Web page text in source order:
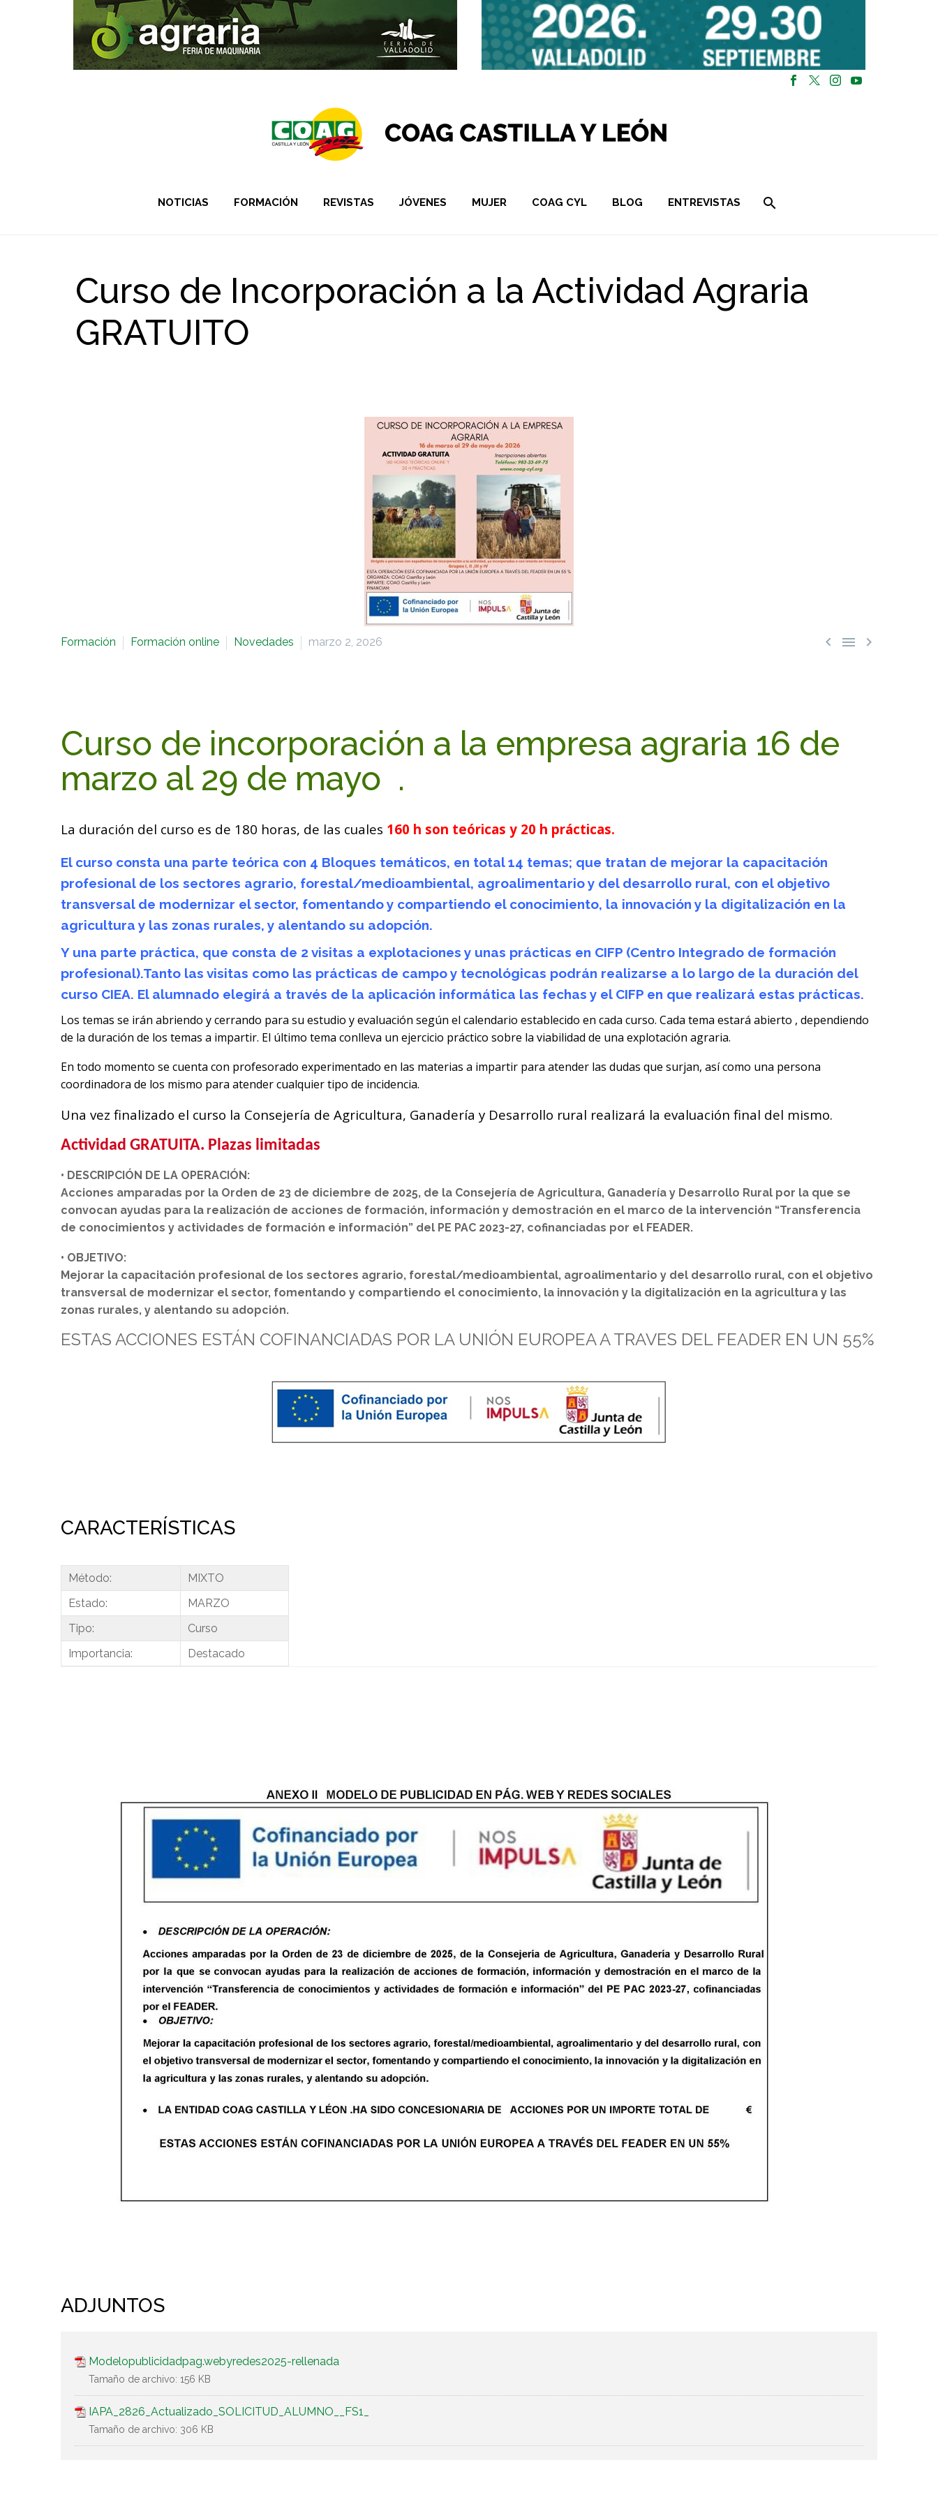
NOTICIAS FORMACIÓN REVISTAS JÓVENES MUJER COAG CYL BLOG ENTREVISTAS
Curso de Incorporación a la Actividad Agraria
GRATUITO
  
Formación Formación online Novedades marzo 2, 2026
Curso de incorporación a la empresa agraria 16 de
marzo al 29 de mayo .
La duración del curso es de 180 horas, de las cuales 160 h son teóricas y 20 h prácticas.
El curso consta una parte teórica con 4 Bloques temáticos, en total 14 temas; que tratan de mejorar la capacitación
profesional de los sectores agrario, forestal/medioambiental, agroalimentario y del desarrollo rural, con el objetivo
transversal de modernizar el sector, fomentando y compartiendo el conocimiento, la innovación y la digitalización en la
agricultura y las zonas rurales, y alentando su adopción.
Y una parte práctica, que consta de 2 visitas a explotaciones y unas prácticas en CIFP (Centro Integrado de formación
profesional).Tanto las visitas como las prácticas de campo y tecnológicas podrán realizarse a lo largo de la duración del
curso CIEA. El alumnado elegirá a través de la aplicación informática las fechas y el CIFP en que realizará estas prácticas.
Los temas se irán abriendo y cerrando para su estudio y evaluación según el calendario establecido en cada curso. Cada tema estará abierto , dependiendo
de la duración de los temas a impartir. El último tema conlleva un ejercicio práctico sobre la viabilidad de una explotación agraria.
En todo momento se cuenta con profesorado experimentado en las materias a impartir para atender las dudas que surjan, así como una persona
coordinadora de los mismo para atender cualquier tipo de incidencia.
Una vez finalizado el curso la Consejería de Agricultura, Ganadería y Desarrollo rural realizará la evaluación final del mismo.
Actividad GRATUITA. Plazas limitadas
• DESCRIPCIÓN DE LA OPERACIÓN:
Acciones amparadas por la Orden de 23 de diciembre de 2025, de la Consejería de Agricultura, Ganadería y Desarrollo Rural por la que se
convocan ayudas para la realización de acciones de formación, información y demostración en el marco de la intervención “Transferencia
de conocimientos y actividades de formación e información” del PE PAC 2023-27, cofinanciadas por el FEADER.
• OBJETIVO:
Mejorar la capacitación profesional de los sectores agrario, forestal/medioambiental, agroalimentario y del desarrollo rural, con el objetivo
transversal de modernizar el sector, fomentando y compartiendo el conocimiento, la innovación y la digitalización en la agricultura y las
zonas rurales, y alentando su adopción.
ESTAS ACCIONES ESTÁN COFINANCIADAS POR LA UNIÓN EUROPEA A TRAVES DEL FEADER EN UN 55%
CARACTERÍSTICAS
Método:
MIXTO
Estado:
MARZO
Tipo:
Curso
Importancia:
Destacado
ADJUNTOS
Modelopublicidadpag.webyredes2025-rellenada
Tamaño de archivo: 156 KB
IAPA_2826_Actualizado_SOLICITUD_ALUMNO__FS1_
Tamaño de archivo: 306 KB